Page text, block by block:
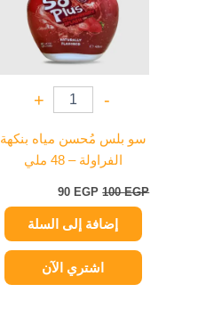
-
+
سو بلس مُحسن مياه بنكهة
الفراولة – 48 ملي
100EGP
90 EGP
إضافة إلى السلة
اشتري الآن